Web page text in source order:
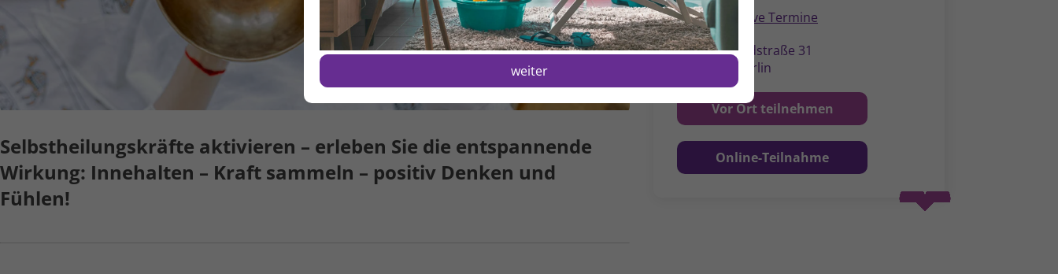
weiter
Selbst­heilungs­kräfte aktivieren – erleben Sie die ent­spannende
Wirkung: Inne­halten – Kraft sammeln – positiv Denken und
Fühlen!
Alternative Termine
Hildegardstraße 31
10715 Berlin
Vor Ort teilnehmen
Online-Teilnahme
Spenden